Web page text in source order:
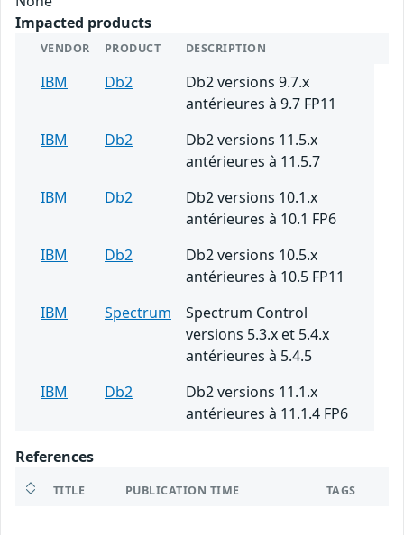
Impacted products
VENDOR PRODUCT DESCRIPTION
IBM Db2
Db2 versions 9.7.x
antérieures à 9.7 FP11
IBM
Db2
Db2 versions 11.5.x
antérieures à 11.5.7
IBM
Db2
Db2 versions 10.1.x
antérieures à 10.1 FP6
IBM
Db2
Db2 versions 10.5.x
antérieures à 10.5 FP11
IBM
Spectrum
Spectrum Control
versions 5.3.x et 5.4.x
antérieures à 5.4.5
IBM
Db2
Db2 versions 11.1.x
antérieures à 11.1.4 FP6
References
TITLE PUBLICATION TIME TAGS